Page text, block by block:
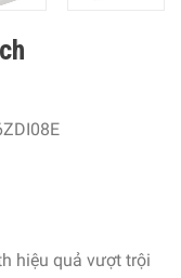
hiệu quả vượt trội